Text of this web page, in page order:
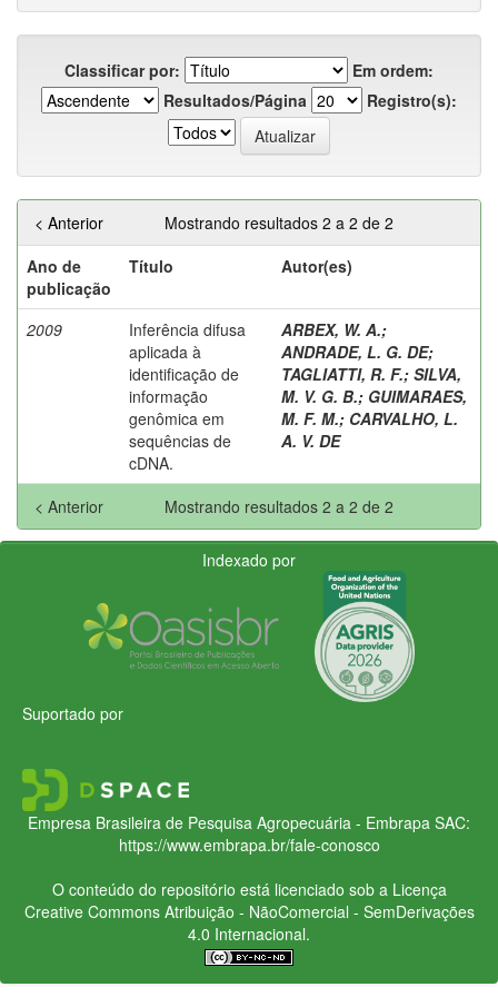
Classificar por:
Em ordem:
Resultados/Página
Registro(s):
Mostrando resultados 2 a 2 de 2
< Anterior
Ano de
publicação
Título Autor(es)
2009
Inferência difusa
aplicada à
identificação de
informação
genômica em
sequências de
cDNA.
ARBEX, W. A.;
ANDRADE, L. G. DE;
TAGLIATTI, R. F.; SILVA,
M. V. G. B.; GUIMARAES,
M. F. M.; CARVALHO, L.
A. V. DE
Mostrando resultados 2 a 2 de 2
< Anterior
Indexado por
Suportado por
Empresa Brasileira de Pesquisa Agropecuária - Embrapa SAC:
https://www.embrapa.br/fale-conosco
O conteúdo do repositório está licenciado sob a Licença
Creative CommonsAtribuição - NãoComercial - SemDerivações
4.0 Internacional.